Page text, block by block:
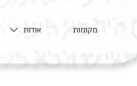
מקומות אודות